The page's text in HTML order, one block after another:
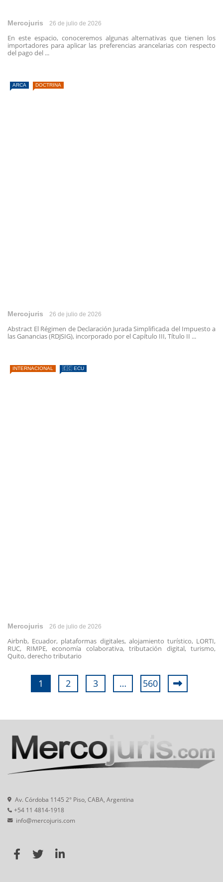
Mercojuris 26 de julio de 2026
En este espacio, conoceremos algunas alternativas que tienen los
importadores para aplicar las preferencias arancelarias con respecto
del pago del ...
ARCA DOCTRINA
Mercojuris 26 de julio de 2026
Abstract El Régimen de Declaración Jurada Simplificada del Impuesto a
las Ganancias (RDJSIG), incorporado por el Capítulo III, Título II ...
INTERNACIONAL 🇪🇨 ECU
Mercojuris 26 de julio de 2026
Airbnb, Ecuador, plataformas digitales, alojamiento turístico, LORTI,
RUC, RIMPE, economía colaborativa, tributación digital, turismo,
Quito, derecho tributario
1 2 3 … 560
Av. Córdoba 1145 2° Piso, CABA, Argentina
+54 11 4814-1918
info@mercojuris.com